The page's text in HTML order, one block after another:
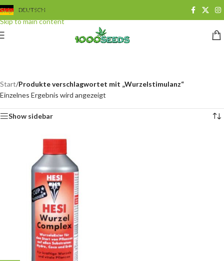
Skip to navigation
Skip to main content
DEUTSCH
Start/Produkte verschlagwortet mit „Wurzelstimulanz“
Einzelnes Ergebnis wird angezeigt
Show sidebar